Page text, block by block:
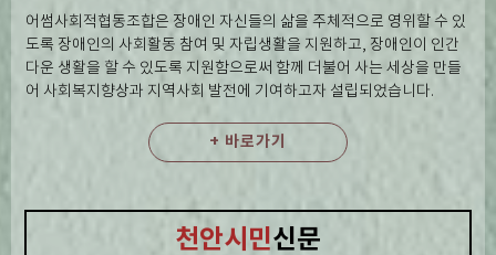
어썸사회적협동조합은 장애인 자신들의 삶을 주체적으로 영위할 수 있
도록 장애인의 사회활동 참여 및 자립생활을 지원하고, 장애인이 인간
다운 생활을 할 수 있도록 지원함으로써 함께 더불어 사는 세상을 만들
어 사회복지향상과 지역사회 발전에 기여하고자 설립되었습니다.
+ 바로가기
천안시민신문